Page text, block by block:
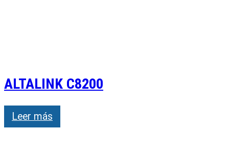
ALTALINK C8200
Leer más